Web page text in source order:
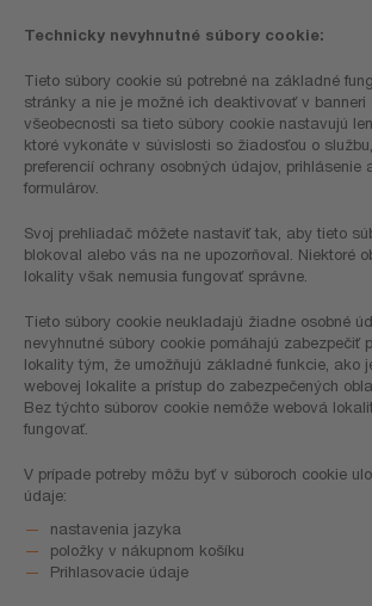
Technicky nevyhnutné súbory cookie:
Tieto súbory cookie sú potrebné na základné
stránky a nie je možné ich deaktivovať v banneri
všeobecnosti sa tieto súbory cookie nastavujú
ktoré vykonáte v súvislosti so žiadosťou o
preferencií ochrany osobných údajov, prihlásenie
formulárov.
Svoj prehliadač môžete nastaviť tak, aby tieto
blokoval alebo vás na ne upozorňoval. Niektoré
lokality však nemusia fungovať správne.
Tieto súbory cookie neukladajú žiadne osobné
nevyhnutné súbory cookie pomáhajú zabezpečiť
lokality tým, že umožňujú základné funkcie, ako
webovej lokalite a prístup do zabezpečených
Bez týchto súborov cookie nemôže webová
fungovať.
V prípade potreby môžu byť v súboroch cookie
údaje:
nastavenia jazyka
položky v nákupnom košíku
Prihlasovacie údaje